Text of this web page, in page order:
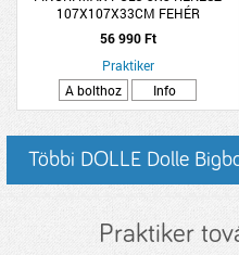
107X107X33CM FEHÉR
56 990 Ft
Praktiker
A bolthoz
Info
Többi DOLLE Dolle
Praktiker